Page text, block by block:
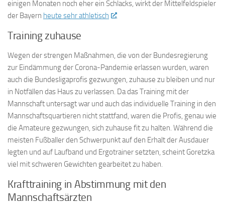
einigen Monaten noch eher ein Schlacks, wirkt der Mittelfeldspieler
der Bayern heute sehr athletisch .
Training zuhause
Wegen der strengen Maßnahmen, die von der Bundesregierung
zur Eindämmung der Corona-Pandemie erlassen wurden, waren
auch die Bundesligaprofis gezwungen, zuhause zu bleiben und nur
in Notfällen das Haus zu verlassen. Da das Training mit der
Mannschaft untersagt war und auch das individuelle Training in den
Mannschaftsquartieren nicht stattfand, waren die Profis, genau wie
die Amateure gezwungen, sich zuhause fit zu halten. Während die
meisten Fußballer den Schwerpunkt auf den Erhalt der Ausdauer
legten und auf Laufband und Ergotrainer setzten, scheint Goretzka
viel mit schweren Gewichten gearbeitet zu haben.
Krafttraining in Abstimmung mit den
Mannschaftsärzten